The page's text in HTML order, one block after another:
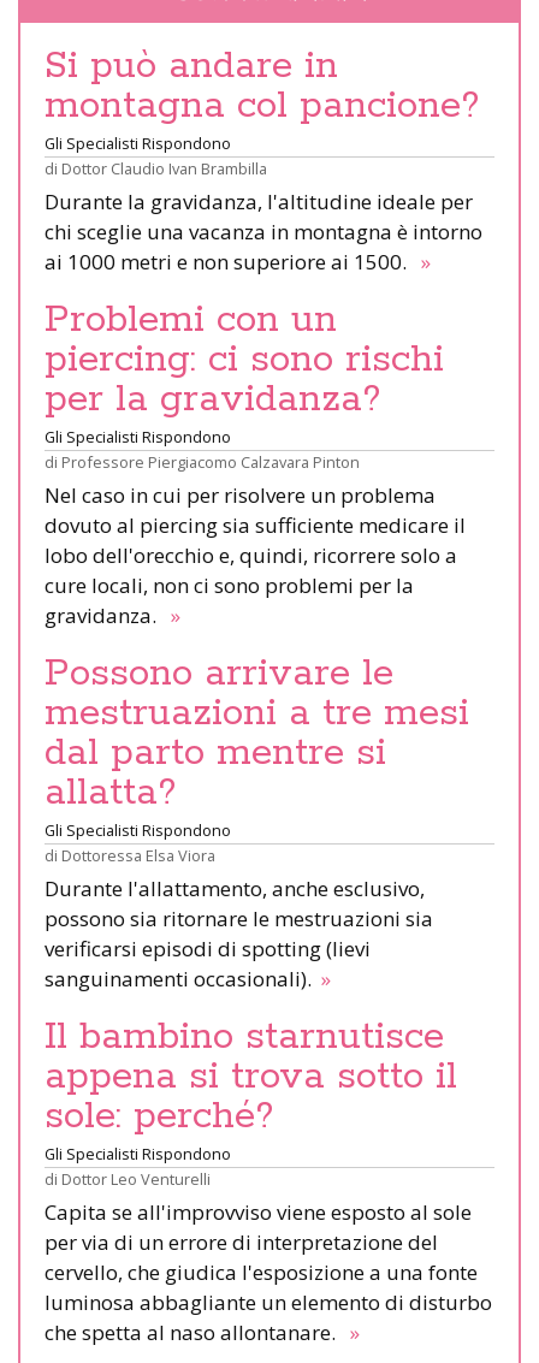
Si può andare in
montagna col pancione?
Gli Specialisti Rispondono
di Dottor Claudio Ivan Brambilla
Durante la gravidanza, l'altitudine ideale per
chi sceglie una vacanza in montagna è intorno
ai 1000 metri e non superiore ai 1500. »
Problemi con un
piercing: ci sono rischi
per la gravidanza?
Gli Specialisti Rispondono
di Professore Piergiacomo Calzavara Pinton
Nel caso in cui per risolvere un problema
dovuto al piercing sia sufficiente medicare il
lobo dell'orecchio e, quindi, ricorrere solo a
cure locali, non ci sono problemi per la
gravidanza. »
Possono arrivare le
mestruazioni a tre mesi
dal parto mentre si
allatta?
Gli Specialisti Rispondono
di Dottoressa Elsa Viora
Durante l'allattamento, anche esclusivo,
possono sia ritornare le mestruazioni sia
verificarsi episodi di spotting (lievi
sanguinamenti occasionali). »
Il bambino starnutisce
appena si trova sotto il
sole: perché?
Gli Specialisti Rispondono
di Dottor Leo Venturelli
Capita se all'improvviso viene esposto al sole
per via di un errore di interpretazione del
cervello, che giudica l'esposizione a una fonte
luminosa abbagliante un elemento di disturbo
che spetta al naso allontanare. »